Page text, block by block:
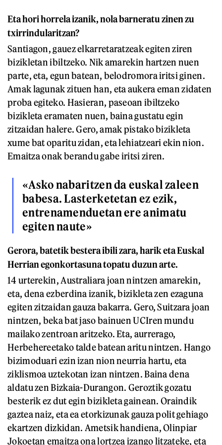
Eta hori horrela izanik, nola barneratu zinen zu
txirrindularitzan?
Santiagon, gauez elkarretaratzeak egiten ziren
bizikletan ibiltzeko. Nik amarekin hartzen nuen
parte, eta, egun batean, belodromora iritsi ginen.
Amak lagunak zituen han, eta aukera eman zidaten
proba egiteko. Hasieran, paseoan ibiltzeko
bizikleta eramaten nuen, baina gustatu egin
zitzaidan halere. Gero, amak pistako bizikleta
xume bat oparitu zidan, eta lehiatzeari ekin nion.
Emaitza onak berandu gabe iritsi ziren.
«Asko nabaritzen da euskal zaleen
babesa. Lasterketetan ez ezik,
entrenamenduetan ere animatu
egiten naute»
Gerora, batetik bestera ibili zara, harik eta Euskal
Herrian egonkortasuna topatu duzun arte.
14 urterekin, Australiara joan nintzen amarekin,
eta, dena ezberdina izanik, bizikleta zen ezaguna
egiten zitzaidan gauza bakarra. Gero, Suitzara joan
nintzen, beka bat jaso bainuen UCIren mundu
mailako zentroan aritzeko. Eta, aurrerago,
Herbehereetako talde batean aritu nintzen. Hango
bizimoduari ezin izan nion neurria hartu, eta
ziklismoa uztekotan izan nintzen. Baina dena
aldatu zen Bizkaia-Durangon. Geroztik gozatu
besterik ez dut egin bizikleta gainean. Oraindik
gaztea naiz, eta ea etorkizunak gauza polit gehiago
ekartzen dizkidan. Ametsik handiena, Olinpiar
Jokoetan emaitza ona lortzea izango litzateke, eta